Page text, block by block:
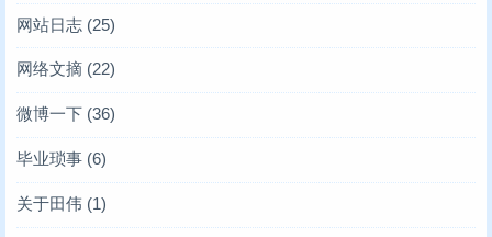
网站日志 (25)
网络文摘 (22)
微博一下 (36)
毕业琐事 (6)
关于田伟 (1)